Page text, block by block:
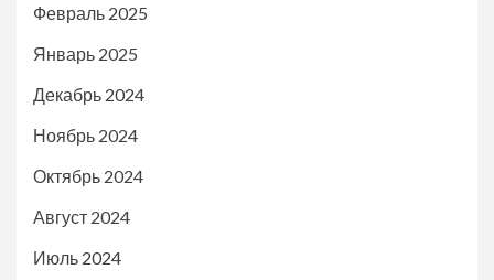
Февраль 2025
Январь 2025
Декабрь 2024
Ноябрь 2024
Октябрь 2024
Август 2024
Июль 2024